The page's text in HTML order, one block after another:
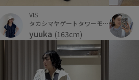
VIS
タカシマヤゲートタワーモール
yuuka (163cm)